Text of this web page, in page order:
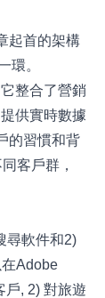
起首的架構
環。
整合了營銷
供實時數據
的習慣和背
客戶群，
尋軟件和2)
Adobe
戶, 2) 對旅遊